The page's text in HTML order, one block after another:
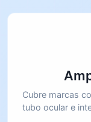
Cubre marcas
tubo ocular e